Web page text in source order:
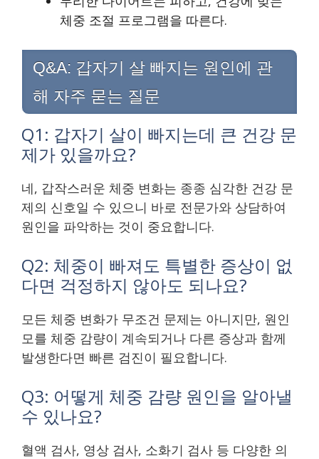
체중 조절 프로그램을 따른다.
Q&A: 갑자기 살 빠지는 원인에 관
해 자주 묻는 질문
Q1: 갑자기 살이 빠지는데 큰 건강 문
제가 있을까요?
네, 갑작스러운 체중 변화는 종종 심각한 건강 문
제의 신호일 수 있으니 바로 전문가와 상담하여
원인을 파악하는 것이 중요합니다.
Q2: 체중이 빠져도 특별한 증상이 없
다면 걱정하지 않아도 되나요?
모든 체중 변화가 무조건 문제는 아니지만, 원인
모를 체중 감량이 계속되거나 다른 증상과 함께
발생한다면 빠른 검진이 필요합니다.
Q3: 어떻게 체중 감량 원인을 알아낼
수 있나요?
혈액 검사, 영상 검사, 소화기 검사 등 다양한 의